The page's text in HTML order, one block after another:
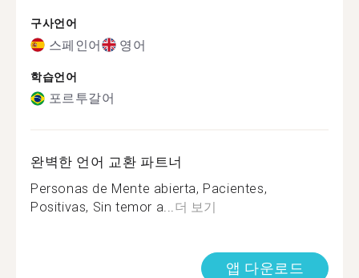
구사언어
스페인어 영어
학습언어
포르투갈어
완벽한 언어 교환 파트너
Personas de Mente abierta, Pacientes,
Positivas, Sin temor a...더 보기
앱 다운로드